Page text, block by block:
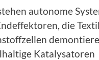
autonome
die
Katalysatoren